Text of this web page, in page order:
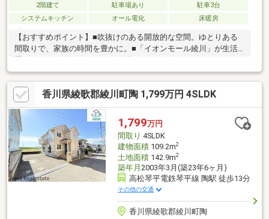
2階建て 駐車場あり
駐車3台
システムキッチン
オール電化 床暖房
【おすすめポイント】■吹抜けのある開放的な空間。ゆとりある
間取りで、家族の時間を豊かに。■「イオンモール綾川」が生活
圏。毎日のお買い物がもっと身近に。■コンビニ・ドラッグスト
ア、郵便局などの生活施設も充実しており生活しやすい環境で
す！■敷地２００坪強のゆとり。駐車も約１０台可能。家庭菜園
やアウトドアも楽しめる広大な庭。■太陽光パネル搭載。電気代
を節約できる、安心のオール電化住宅。（リース契約）■１階の
ＬＤＫに床暖房設置しております。
香川県綾歌郡綾川町陶 1,799万円 4SLDK
1,799万円
間取り 4SLDK
建物面積109.2m2
土地面積142.9m2
築年月 2003年3月(築23年6ヶ月)
高松琴平電鉄琴平線 陶駅 徒歩13分
その他の交通
香川県綾歌郡綾川町陶